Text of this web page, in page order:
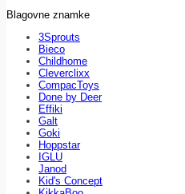
Blagovne znamke
3Sprouts
Bieco
Childhome
Cleverclixx
CompacToys
Done by Deer
Effiki
Galt
Goki
Hoppstar
IGLU
Janod
Kid's Concept